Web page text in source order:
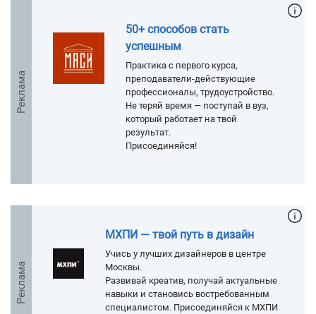
Реклама
50+ способов стать
успешным
Практика с первого курса,
преподаватели-действующие
профессионалы, трудоустройство.
Не теряй время — поступай в вуз,
который работает на твой
результат.
Присоединяйся!
Реклама
МХПИ — твой путь в дизайн
Учись у лучших дизайнеров в центре
Москвы.
Развивай креатив, получай актуальные
навыки и становись востребованным
специалистом. Присоединяйся к МХПИ